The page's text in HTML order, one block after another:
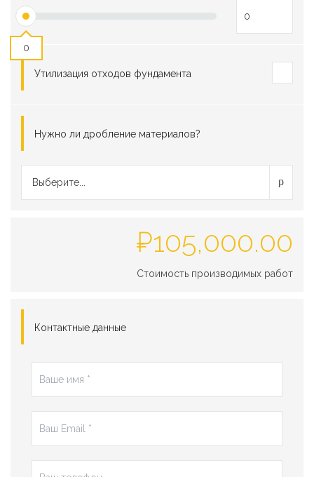
0
Утилизация отходов фундамента
Нужно ли дробление материалов?
Выберите...
₽105,000.00
Стоимость производимых работ
Контактные данные